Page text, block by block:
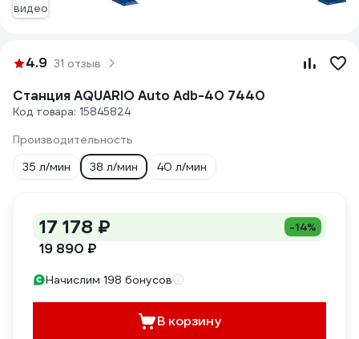
видео
4.9 31 отзыв
Станция AQUARIO Auto Adb-40 7440
Код товара: 15845824
Производительность
35 л/мин
38 л/мин 40 л/мин
17 178 ₽ -14%
19 890 ₽
Начислим 198 бонусов
В корзину